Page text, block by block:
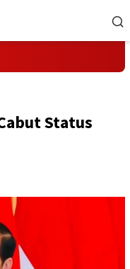
Status